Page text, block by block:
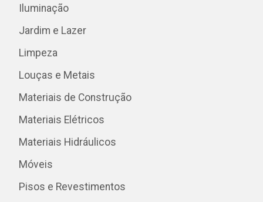
Iluminação
Jardim e Lazer
Limpeza
Louças e Metais
Materiais de Construção
Materiais Elétricos
Materiais Hidráulicos
Móveis
Pisos e Revestimentos